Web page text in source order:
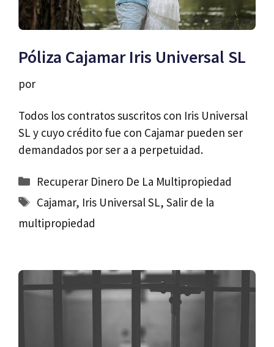
Póliza Cajamar Iris Universal SL
por
Todos los contratos suscritos con Iris Universal
SL y cuyo crédito fue con Cajamar pueden ser
demandados por ser a a perpetuidad.
Categorías
Recuperar Dinero De La Multipropiedad
Etiquetas
Cajamar, Iris Universal SL,Salir de la
multipropiedad